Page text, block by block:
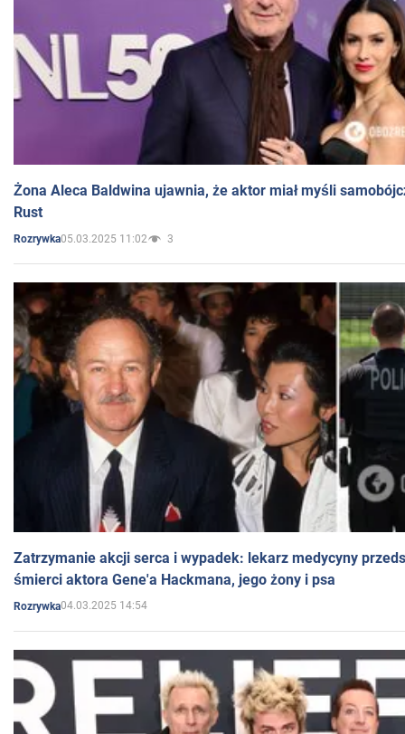
Żona Aleca Baldwina ujawnia, że aktor miał myśli
Rust
Rozrywka05.03.2025 11:02 3
Zatrzymanie akcji serca i wypadek: lekarz medycyny
śmierci aktora Gene'a Hackmana, jego żony i psa
Rozrywka04.03.2025 14:54